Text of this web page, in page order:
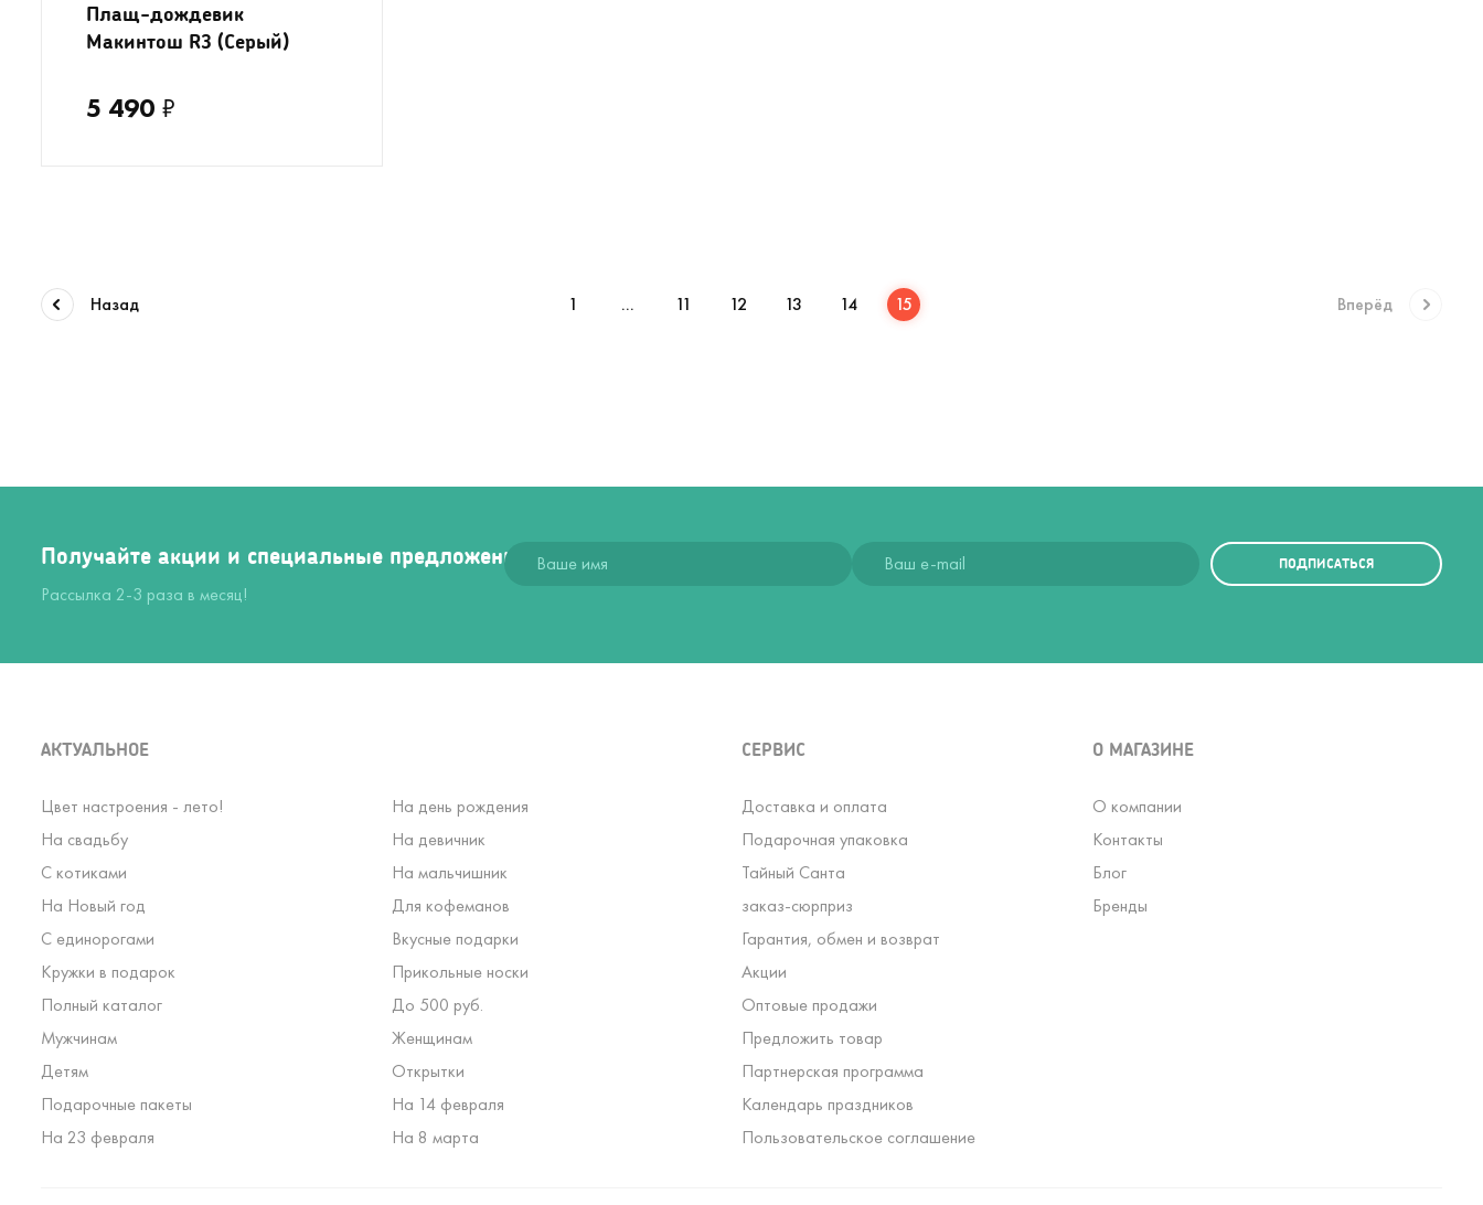
Плащ-дождевик
Макинтош R3 (Серый)
5 490 ₽
Назад 1 ... 11 12 13 14 15 Вперёд
Получайте акции и специальные предложения
Рассылка 2-3 раза в месяц!
ПОДПИСАТЬСЯ
АКТУАЛЬНОЕ
Цвет настроения - лето!
На день рождения
На свадьбу
На девичник
С котиками
На мальчишник
На Новый год
Для кофеманов
С единорогами
Вкусные подарки
Кружки в подарок
Прикольные носки
Полный каталог
До 500 руб.
Мужчинам
Женщинам
Детям
Открытки
Подарочные пакеты
На 14 февраля
На 23 февраля
На 8 марта
СЕРВИС
Доставка и оплата
Подарочная упаковка
Тайный Санта
заказ-сюрприз
Гарантия, обмен и возврат
Акции
Оптовые продажи
Предложить товар
Партнерская программа
Календарь праздников
Пользовательское соглашение
О МАГАЗИНЕ
О компании
Контакты
Блог
Бренды